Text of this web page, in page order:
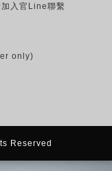
入官Line聯繫
only)
Reserved